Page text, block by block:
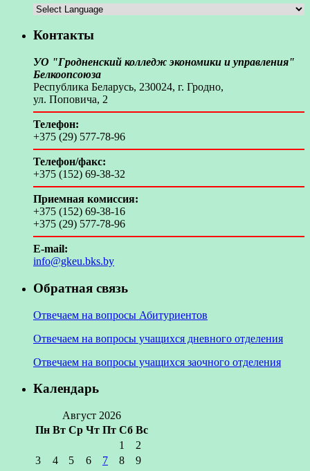
Контакты
УО "Гродненский колледж экономики и управления"
Белкоопсоюза
Республика Беларусь, 230024, г. Гродно,
ул. Поповича, 2
Телефон:
+375 (29) 577-78-96
Телефон/факс:
+375 (152) 69-38-32
Приемная комиссия:
+375 (152) 69-38-16
+375 (29) 577-78-96
E-mail:
info@gkeu.bks.by
Обратная связь
Отвечаем на вопросы Абитуриентов
Отвечаем на вопросы учащихся дневного отделения
Отвечаем на вопросы учащихся заочного отделения
Календарь
Август 2026
Пн Вт Ср Чт Пт Сб Вс
1
2
3
4 5 6 7 8
9